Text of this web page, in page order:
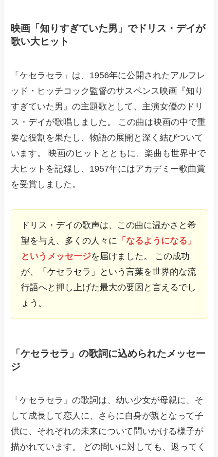
映画「知りすぎていた男」でドリス・デイが
歌い大ヒット
「ケセラセラ」は、1956年に公開されたアルフレ
ッド・ヒッチコック監督のサスペンス映画『知り
すぎていた男』の主題歌として、主演女優のドリ
ス・デイが歌唱しました。 この曲は映画の中で重
要な役割を果たし、物語の展開と深く結びついて
います。 映画のヒットとともに、楽曲も世界中で
大ヒットを記録し、1957年にはアカデミー歌曲賞
を受賞しました。
ドリス・デイの歌声は、この曲に温かさと希
望を与え、多くの人々に 「なるようになる」
というメッセージを届けました。 この成功
が、「ケセラセラ」という言葉を世界的な流
行語へと押し上げた最大の要因と言えるでし
ょう。
「ケセラセラ」の歌詞に込められたメッセー
ジ
「ケセラセラ」の歌詞は、幼い少女が母親に、そ
して成長して恋人に、さらに自身が親となって子
供に、それぞれの未来について問いかける様子が
描かれています。 どの問いに対しても、返ってく